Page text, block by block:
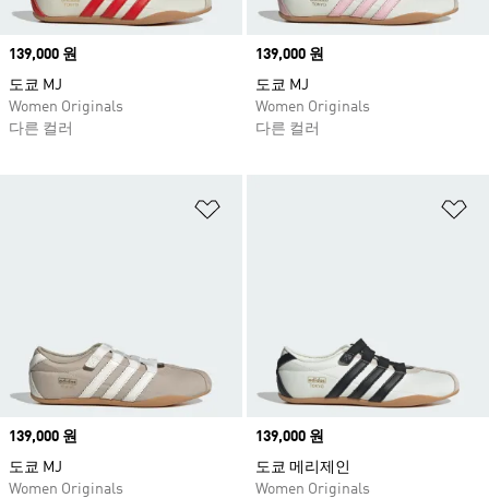
Price
139,000 원
도쿄 MJ
Women Originals
다른 컬러
Price
139,000 원
도쿄 MJ
Women Originals
다른 컬러
Price
139,000 원
도쿄 MJ
Women Originals
Price
139,000 원
도쿄 메리제인
Women Originals